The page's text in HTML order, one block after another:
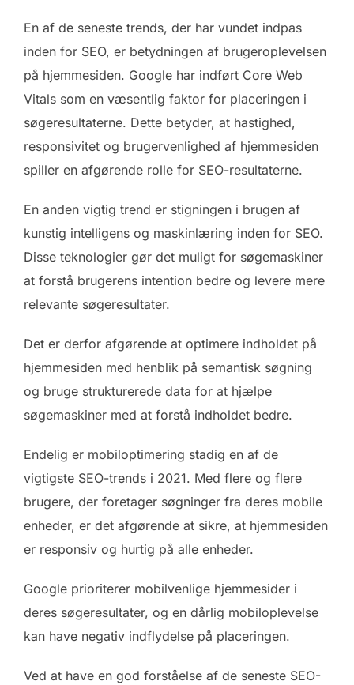
En af de seneste trends, der har vundet indpas
inden for SEO, er betydningen af brugeroplevelsen
på hjemmesiden. Google har indført Core Web
Vitals som en væsentlig faktor for placeringen i
søgeresultaterne. Dette betyder, at hastighed,
responsivitet og brugervenlighed af hjemmesiden
spiller en afgørende rolle for SEO-resultaterne.
En anden vigtig trend er stigningen i brugen af
kunstig intelligens og maskinlæring inden for SEO.
Disse teknologier gør det muligt for søgemaskiner
at forstå brugerens intention bedre og levere mere
relevante søgeresultater.
Det er derfor afgørende at optimere indholdet på
hjemmesiden med henblik på semantisk søgning
og bruge strukturerede data for at hjælpe
søgemaskiner med at forstå indholdet bedre.
Endelig er mobiloptimering stadig en af de
vigtigste SEO-trends i 2021. Med flere og flere
brugere, der foretager søgninger fra deres mobile
enheder, er det afgørende at sikre, at hjemmesiden
er responsiv og hurtig på alle enheder.
Google prioriterer mobilvenlige hjemmesider i
deres søgeresultater, og en dårlig mobiloplevelse
kan have negativ indflydelse på placeringen.
Ved at have en god forståelse af de seneste SEO-